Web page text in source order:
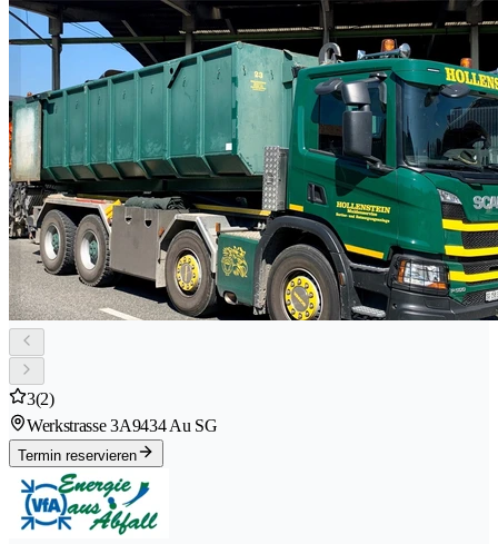
3(2)
Werkstrasse 3A9434 Au SG
Termin reservieren